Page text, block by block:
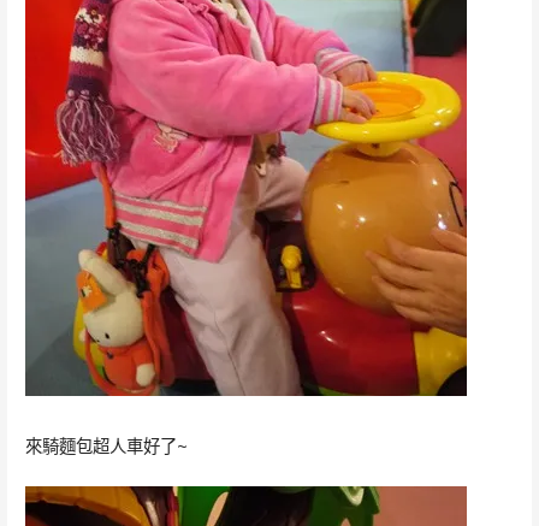
來騎麵包超人車好了~